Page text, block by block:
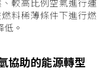
料稀薄條件下進行燃
。
協助的能源轉型